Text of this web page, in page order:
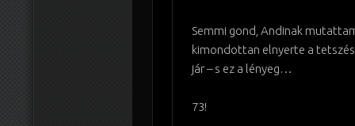
Semmi gond, Andinak
kimondottan elnyerte a
jár – s ez a lényeg…
73!